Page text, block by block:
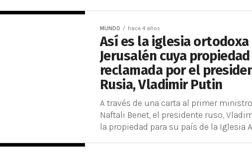
MUNDO hace 4 años
Así es la iglesia ortodoxa
Jerusalén cuya
reclamada por el
Rusia, Vladimir Putin
A través de una carta al primer
Naftali Benet, el presidente ruso,
la propiedad para su país de la Iglesia